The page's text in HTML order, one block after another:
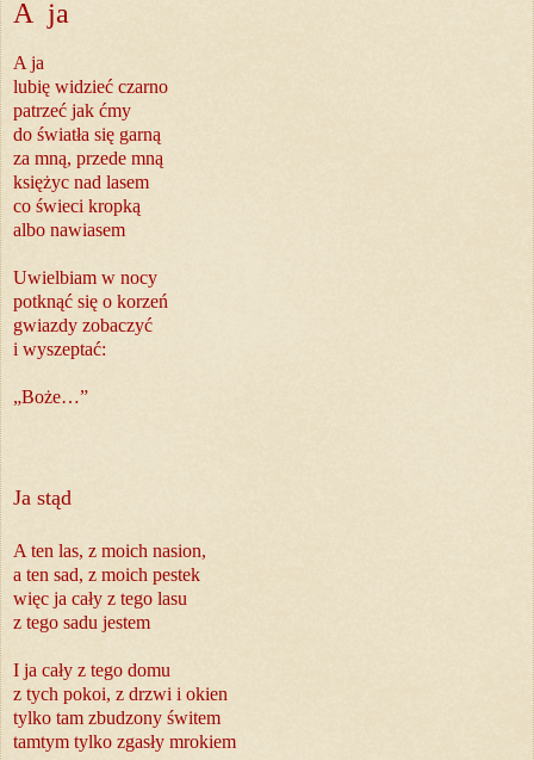
A ja
A ja
lubię widzieć czarno
patrzeć jak ćmy
do światła się garną
za mną, przede mną
księżyc nad lasem
co świeci kropką
albo nawiasem
Uwielbiam w nocy
potknąć się o korzeń
gwiazdy zobaczyć
i wyszeptać:
„Boże…”
Ja stąd
A ten las, z moich nasion,
a ten sad, z moich pestek
więc ja cały z tego lasu
z tego sadu jestem
I ja cały z tego domu
z tych pokoi, z drzwi i okien
tylko tam zbudzony świtem
tamtym tylko zgasły mrokiem